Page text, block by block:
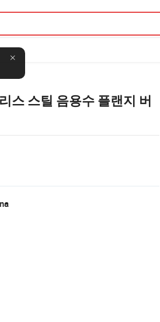
스 스틸 음용수 플랜지 버